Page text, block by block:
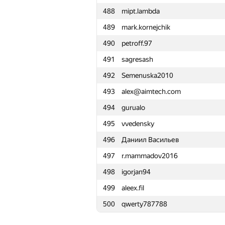
488
mipt.lambda
489
mark.kornejchik
490
petroff.97
491
sagresash
492
Semenuska2010
493
alex@aimtech.com
494
gurualo
495
vvedensky
496
Даниил Васильев
497
r.mammadov2016
498
igorjan94
499
aleex.fil
500
qwerty787788
465
developer.oleg
466
Андрей Смирдин
467
andrey.nekrashevich
468
kupospelov
469
ViktorAdynets
470
dreamzor
471
Optimist
472
constkir2016
473
fengsuiyan
474
YuChen Zhou
475
ladisgin
476
Sergey Shcheglov
477
Евгения